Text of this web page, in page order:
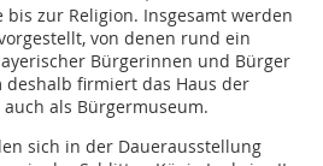
bis zur Religion. Insgesamt werden
von denen rund ein
Bürgerinnen und Bürger
firmiert das Haus der
als Bürgermuseum.
sich in der Dauerausstellung